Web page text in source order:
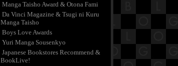
Manga Taisho Award & Otona Fami
Da Vinci Magazine & Tsugi ni Kuru
Manga Taisho
Boys Love Awards
Yuri Manga Sousenkyo
Japanese Bookstores Recommend &
BookLive!